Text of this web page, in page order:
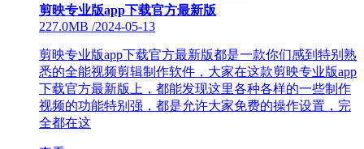
剪映专业版app下载官方最新版
227.0MB /2024-05-13
剪映专业版app下载官方最新版都是一款你们感到特别熟
悉的全能视频剪辑制作软件，大家在这款剪映专业版app
下载官方最新版上，都能发现这里各种各样的一些制作
视频的功能特别强，都是允许大家免费的操作设置，完
全都在这